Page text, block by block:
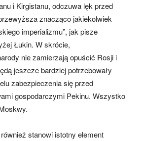
i Kirgistanu, odczuwa lęk przed
znacząco jakiekolwiek
imperializmu”, jak pisze
Łukin. W skrócie,
nie zamierzają opuścić Rosji i
jeszcze bardziej potrzebowały
zabezpieczenia się przed
gospodarczymi Pekinu. Wszystko
stanowi istotny element